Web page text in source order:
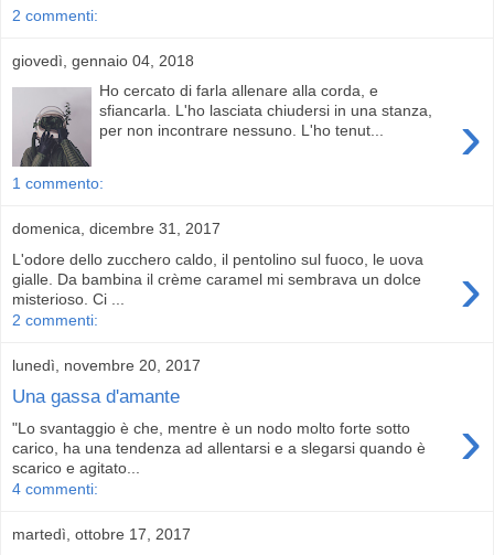
2 commenti:
giovedì, gennaio 04, 2018
›
Ho cercato di farla allenare alla corda, e
sfiancarla. L'ho lasciata chiudersi in una stanza,
per non incontrare nessuno. L'ho tenut...
1 commento:
domenica, dicembre 31, 2017
›
L'odore dello zucchero caldo, il pentolino sul fuoco, le uova
gialle. Da bambina il crème caramel mi sembrava un dolce
misterioso. Ci ...
2 commenti:
lunedì, novembre 20, 2017
Una gassa d'amante
›
"Lo svantaggio è che, mentre è un nodo molto forte sotto
carico, ha una tendenza ad allentarsi e a slegarsi quando è
scarico e agitato...
4 commenti:
martedì, ottobre 17, 2017